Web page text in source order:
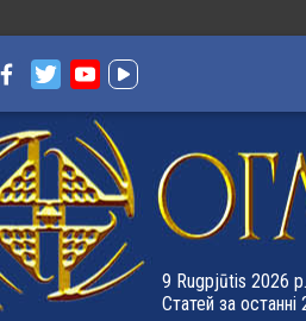
9 Rugpjūtis 2026
Статей за